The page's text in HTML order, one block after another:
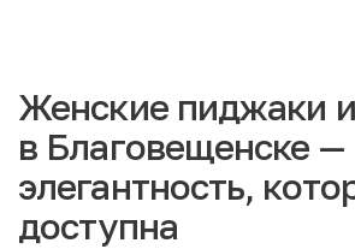
Женские пиджаки
в Благовещенске —
элегантность,
доступна